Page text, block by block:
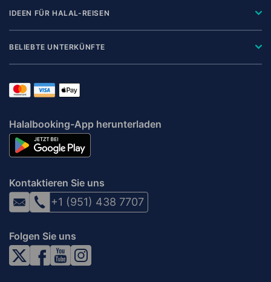
IDEEN FÜR HALAL-REISEN
BELIEBTE UNTERKÜNFTE
Halalbooking-App herunterladen
Kontaktieren Sie uns
+1 (951) 438 7707
Folgen Sie uns